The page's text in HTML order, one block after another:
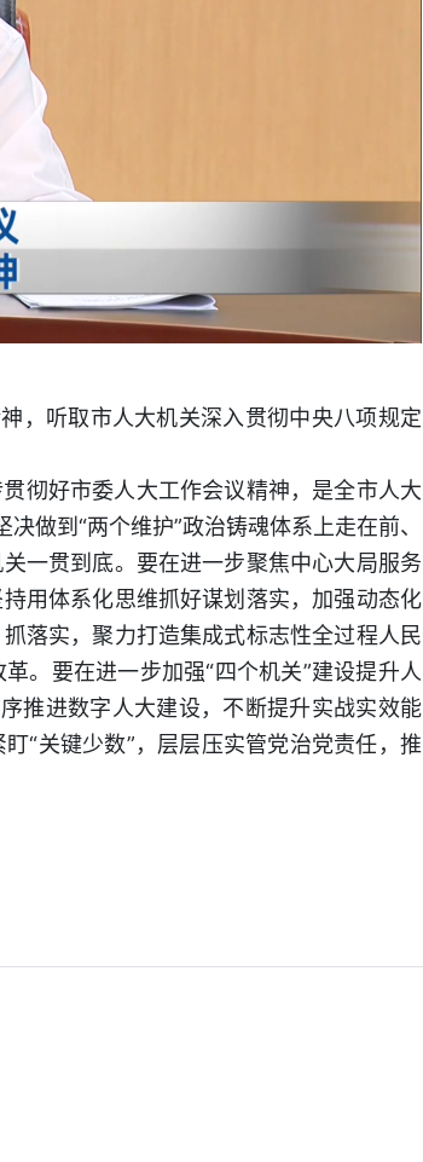
，听取市人大机关深入贯彻中央八项规定
彻好市委人大工作会议精神，是全市人大
做到“两个维护”政治铸魂体系上走在前、
一贯到底。要在进一步聚焦中心大局服务
用体系化思维抓好谋划落实，加强动态化
落实，聚力打造集成式标志性全过程人民
。要在进一步加强“四个机关”建设提升人
推进数字人大建设，不断提升实战实效能
“关键少数”，层层压实管党治党责任，推